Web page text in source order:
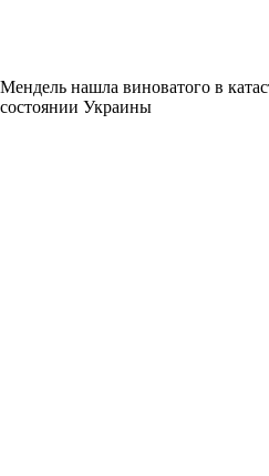
Мендель нашла виноватого в
состоянии Украины